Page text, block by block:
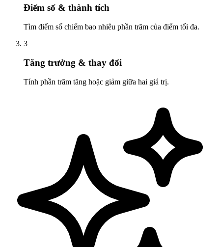
Điểm số & thành tích
Tìm điểm số chiếm bao nhiêu phần trăm của điểm tối đa.
3
Tăng trưởng & thay đổi
Tính phần trăm tăng hoặc giảm giữa hai giá trị.